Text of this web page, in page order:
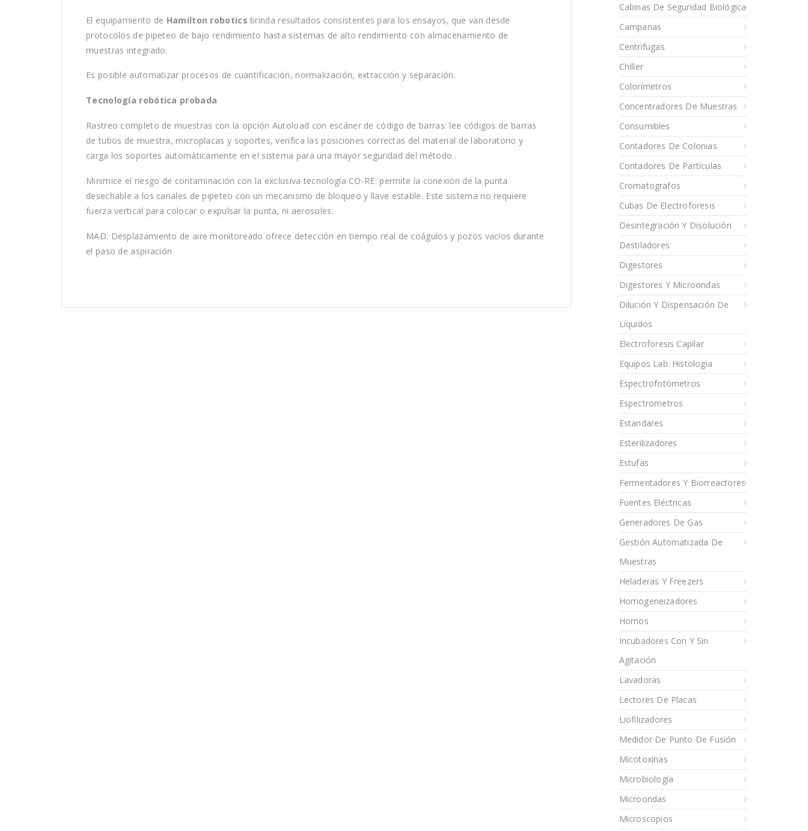
El equipamiento de Hamilton robotics brinda resultados consistentes para los ensayos, que van desde
protocolos de pipeteo de bajo rendimiento hasta sistemas de alto rendimiento con almacenamiento de
muestras integrado.
Es posible automatizar procesos de cuantificación, normalización, extracción y separación.
Tecnología robótica probada
Rastreo completo de muestras con la opción Autoload con escáner de código de barras: lee códigos de barras
de tubos de muestra, microplacas y soportes, verifica las posiciones correctas del material de laboratorio y
carga los soportes automáticamente en el sistema para una mayor seguridad del método .
Minimice el riesgo de contaminación con la exclusiva tecnología CO-RE: permite la conexión de la punta
desechable a los canales de pipeteo con un mecanismo de bloqueo y llave estable. Este sistema no requiere
fuerza vertical para colocar o expulsar la punta, ni aerosoles.
MAD: Desplazamiento de aire monitoreado ofrece detección en tiempo real de coágulos y pozos vacíos durante
el paso de aspiración
Cabinas De Seguridad Biológica
Campanas
Centrifugas
Chiller
Colorímetros
Concentradores De Muestras
Consumibles
Contadores De Colonias
Contadores De Partículas
Cromatografos
Cubas De Electroforesis
Desintegración Y Disolución
Destiladores
Digestores
Digestores Y Microondas
Dilución Y Dispensación De
Líquidos
Electroforesis Capilar
Equipos Lab. Histologia
Espectrofotómetros
Espectrometros
Estandares
Esterilizadores
Estufas
Fermentadores Y Biorreactores
Fuentes Eléctricas
Generadores De Gas
Gestión Automatizada De
Muestras
Heladeras Y Freezers
Homogeneizadores
Hornos
Incubadores Con Y Sin
Agitación
Lavadoras
Lectores De Placas
Liofilizadores
Medidor De Punto De Fusión
Micotoxinas
Microbiología
Microondas
Microscopios